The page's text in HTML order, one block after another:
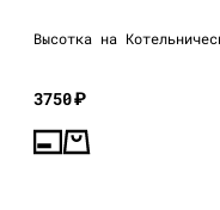
Высотка на
3750₽